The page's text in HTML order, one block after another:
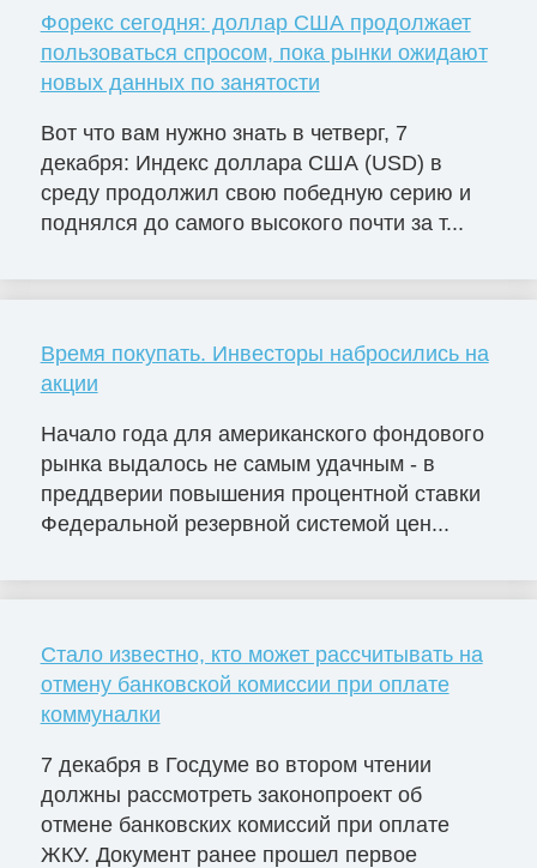
Форекс сегодня: доллар США продолжает
пользоваться спросом, пока рынки ожидают
новых данных по занятости
Вот что вам нужно знать в четверг, 7
декабря: Индекс доллара США (USD) в
среду продолжил свою победную серию и
поднялся до самого высокого почти за т...
Время покупать. Инвесторы набросились на
акции
Начало года для американского фондового
рынка выдалось не самым удачным - в
преддверии повышения процентной ставки
Федеральной резервной системой цен...
Стало известно, кто может рассчитывать на
отмену банковской комиссии при оплате
коммуналки
7 декабря в Госдуме во втором чтении
должны рассмотреть законопроект об
отмене банковских комиссий при оплате
ЖКУ. Документ ранее прошел первое